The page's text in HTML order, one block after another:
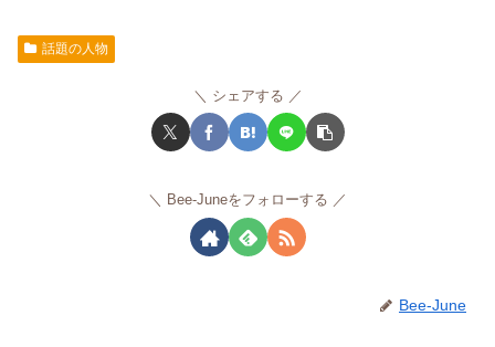
話題の人物
シェアする
Bee-Juneをフォローする
Bee-June